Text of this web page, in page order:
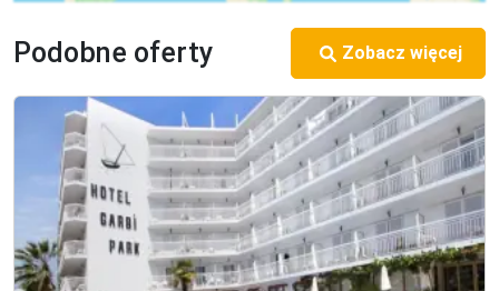
Podobne oferty Zobacz więcej